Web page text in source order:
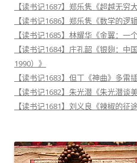
【读书记1687】郑乐隽《超越无穷大
【读书记1686】郑乐隽《数学的逻辑
【读书记1685】林耀华《金翼：一
【读书记1684】庄孔韶《银翅：中
1990）》
【读书记1683】但丁《神曲》多雷
【读书记1682】朱光潜《朱光潜谈美
【读书记1681】刘义良《辣椒的征途